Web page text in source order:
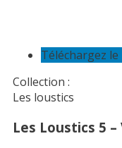
Téléchargez
Collection :
Les loustics
Les Loustics 5